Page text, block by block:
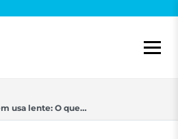
usa lente: O que…